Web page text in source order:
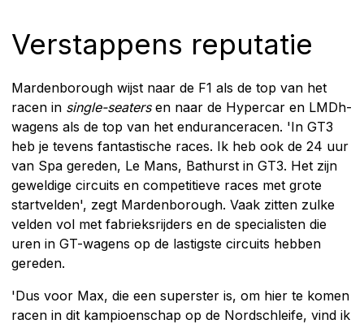
Verstappens reputatie
Mardenborough wijst naar de F1 als de top van het
racen in single-seatersen naar de Hypercar en LMDh-
wagens als de top van het enduranceracen. 'In GT3
heb je tevens fantastische races. Ik heb ook de 24 uur
van Spa gereden, Le Mans, Bathurst in GT3. Het zijn
geweldige circuits en competitieve races met grote
startvelden', zegt Mardenborough. Vaak zitten zulke
velden vol met fabrieksrijders en de specialisten die
uren in GT-wagens op de lastigste circuits hebben
gereden.
'Dus voor Max, die een superster is, om hier te komen
racen in dit kampioenschap op de Nordschleife, vind ik